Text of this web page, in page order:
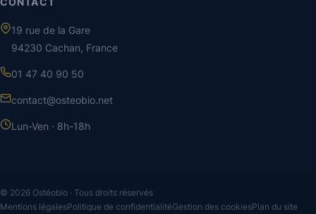
19 rue de la Gare
94230 Cachan, France
01 47 40 90 50
contact@osteobio.net
Lun-Ven · 8h-18h
© 2026 Ostéobio · Tous droits réservés
Mentions légalesPolitique de confidentialitéGestion des cookiesPlan du site